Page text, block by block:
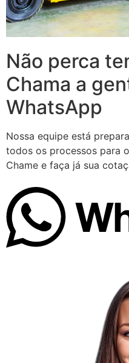
Não perca
Chama a
WhatsApp
Nossa equipe está
todos os processos para
Chame e faça já sua